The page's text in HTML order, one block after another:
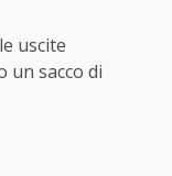
uscite
un sacco di